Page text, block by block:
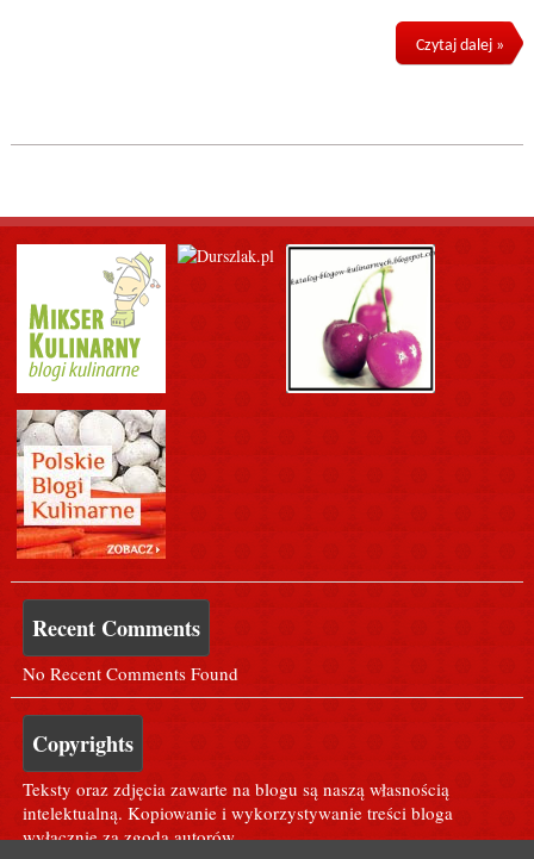
Czytaj dalej »
Recent Comments
No Recent Comments Found
Copyrights
Teksty oraz zdjęcia zawarte na blogu są naszą własnością
intelektualną. Kopiowanie i wykorzystywanie treści bloga
wyłącznie za zgodą autorów.